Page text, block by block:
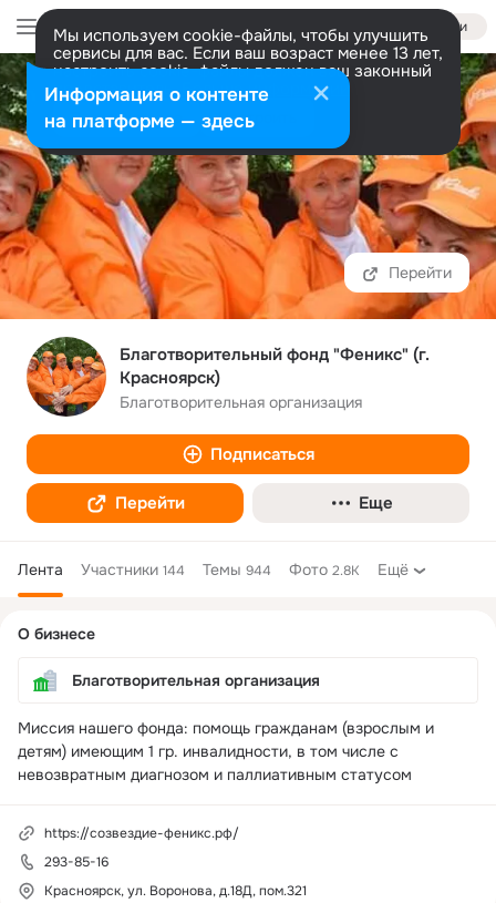
Войти
Мы используем cookie-файлы, чтобы улучшить
сервисы для вас. Если ваш возраст менее 13 лет,
настроить cookie-файлы должен ваш законный
представитель. Больше информации
Разрешить все Настроить
Перейти
Благотворительный фонд "Феникс" (г.
Красноярск)
Благотворительная организация
Подписаться
Перейти Еще
Лента Участники 144 Темы 944 Фото 2.8K Ещё
колонка
О бизнесе
Благотворительная организация
Миссия нашего фонда: помощь гражданам (взрослым и
детям) имеющим 1 гр. инвалидности, в том числе с
невозвратным диагнозом и паллиативным статусом
https://созвездие-феникс.рф/
293-85-16
Красноярск, ул. Воронова, д.18Д, пом.321
Информация о контенте
на платформе — здесь